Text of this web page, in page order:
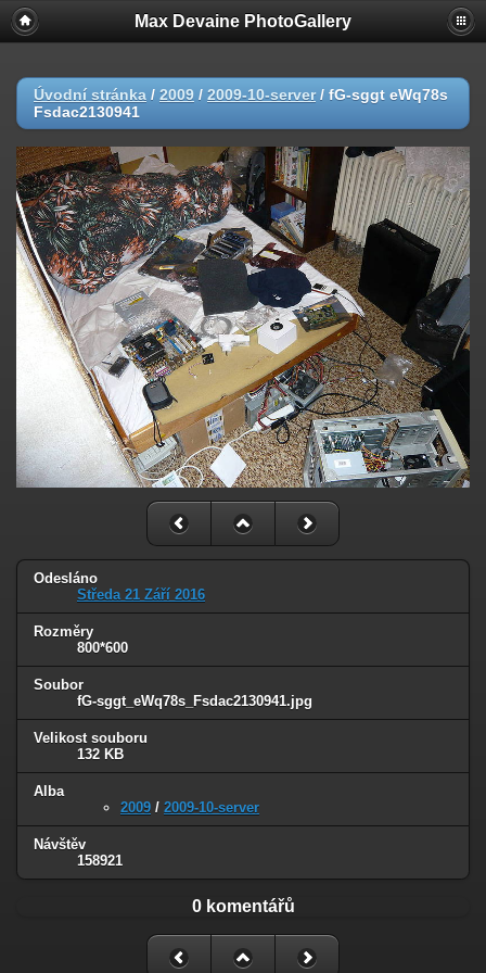
Max Devaine PhotoGallery
Úvodní stránka / 2009 / 2009-10-server/ fG-sggt eWq78s
Fsdac2130941
Odesláno
Středa 21 Září 2016
Rozměry
800*600
Soubor
fG-sggt_eWq78s_Fsdac2130941.jpg
Velikost souboru
132 KB
Alba
2009 / 2009-10-server
Návštěv
158921
0 komentářů